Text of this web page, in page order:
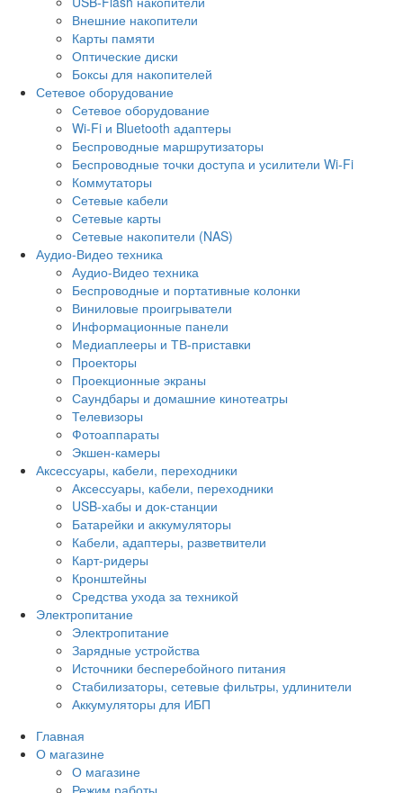
Внешние накопители
Карты памяти
Оптические диски
Боксы для накопителей
Сетевое оборудование
Сетевое оборудование
Wi-Fi и Bluetooth адаптеры
Беспроводные маршрутизаторы
Беспроводные точки доступа и усилители Wi-Fi
Коммутаторы
Сетевые кабели
Сетевые карты
Сетевые накопители (NAS)
Аудио-Видео техника
Аудио-Видео техника
Беспроводные и портативные колонки
Виниловые проигрыватели
Информационные панели
Медиаплееры и ТВ-приставки
Проекторы
Проекционные экраны
Саундбары и домашние кинотеатры
Телевизоры
Фотоаппараты
Экшен-камеры
Аксессуары, кабели, переходники
Аксессуары, кабели, переходники
USB-хабы и док-станции
Батарейки и аккумуляторы
Кабели, адаптеры, разветвители
Карт-ридеры
Кронштейны
Средства ухода за техникой
Электропитание
Электропитание
Зарядные устройства
Источники бесперебойного питания
Стабилизаторы, сетевые фильтры, удлинители
Аккумуляторы для ИБП
Главная
О магазине
О магазине
Режим работы